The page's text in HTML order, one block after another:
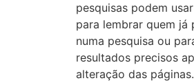
pesquisas podem
para lembrar quem já
numa pesquisa ou
resultados precisos
alteração das páginas.